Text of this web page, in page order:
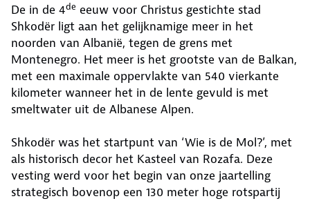
De in de 4de eeuw voor Christus gestichte stad
Shkodër ligt aan het gelijknamige meer in het
noorden van Albanië, tegen de grens met
Montenegro. Het meer is het grootste van de Balkan,
met een maximale oppervlakte van 540 vierkante
kilometer wanneer het in de lente gevuld is met
smeltwater uit de Albanese Alpen.
Shkodër was het startpunt van ‘Wie is de Mol?’, met
als historisch decor het Kasteel van Rozafa. Deze
vesting werd voor het begin van onze jaartelling
strategisch bovenop een 130 meter hoge rotspartij